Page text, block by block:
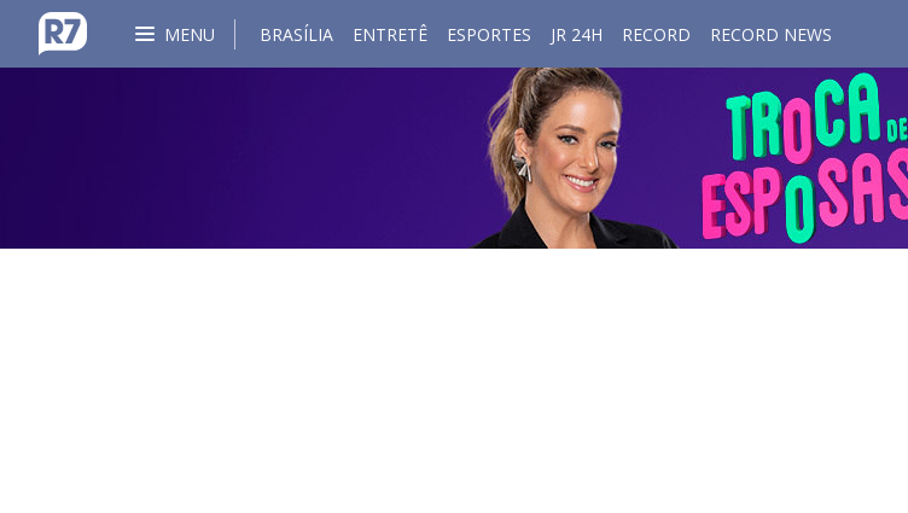
MENU BRASÍLIA ENTRETÊ ESPORTES JR 24H RECORD RECORD NEWS